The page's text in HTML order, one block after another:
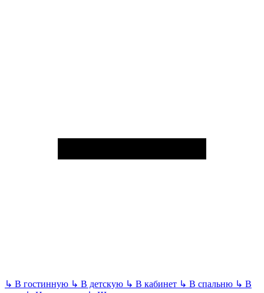
↳ В гостинную ↳ В детскую ↳ В кабинет ↳ В спальню ↳ В